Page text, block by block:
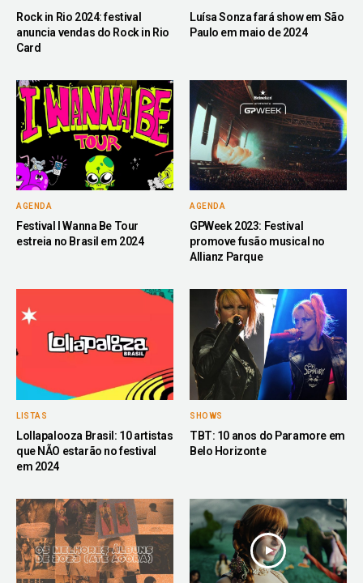
Rock in Rio 2024: festival
anuncia vendas do Rock in Rio
Card
Luísa Sonza fará show em São
Paulo em maio de 2024
AGENDA
Festival I Wanna Be Tour
estreia no Brasil em 2024
AGENDA
GPWeek 2023: Festival
promove fusão musical no
Allianz Parque
LISTAS
Lollapalooza Brasil: 10 artistas
que NÃO estarão no festival
em 2024
SHOWS
TBT: 10 anos do Paramore em
Belo Horizonte